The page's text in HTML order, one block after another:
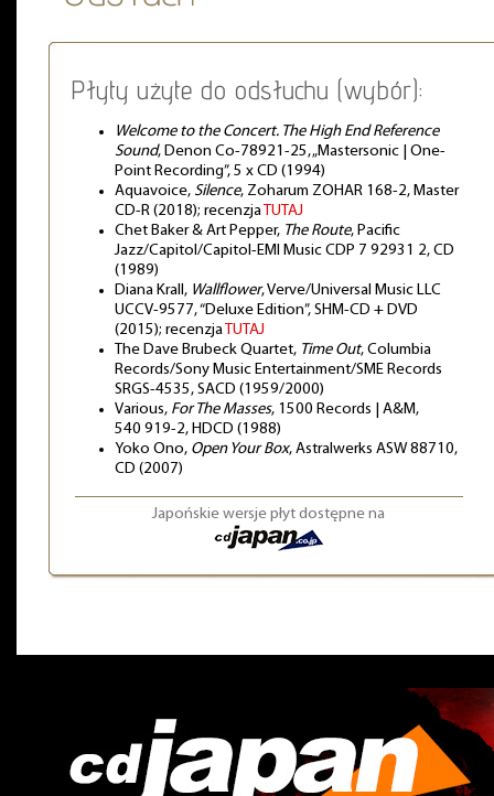
Płyty użyte do odsłuchu (wybór):
Welcome to the Concert. The High End Reference
Sound, Denon Co-78921-25, „Mastersonic | One-
Point Recording”, 5 x CD (1994)
Aquavoice, Silence, Zoharum ZOHAR 168-2, Master
CD-R (2018); recenzja TUTAJ
Chet Baker & Art Pepper, The Route, Pacific
Jazz/Capitol/Capitol-EMI Music CDP 7 92931 2, CD
(1989)
Diana Krall, Wallflower, Verve/Universal Music LLC
UCCV-9577, “Deluxe Edition”, SHM-CD + DVD
(2015); recenzja TUTAJ
The Dave Brubeck Quartet, Time Out, Columbia
Records/Sony Music Entertainment/SME Records
SRGS-4535, SACD (1959/2000)
Various, For The Masses, 1500 Records | A&M,
540 919-2, HDCD (1988)
Yoko Ono, Open Your Box, Astralwerks ASW 88710,
CD (2007)
Japońskie wersje płyt dostępne na